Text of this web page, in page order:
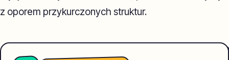
z oporem przykurczonych struktur.